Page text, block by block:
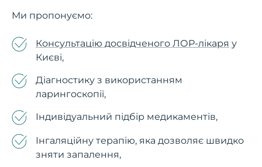
Ми пропонуємо:
Консультацію досвідченого ЛОР-лікаря у
Києві,
Діагностику з використанням
ларингоскопії,
Індивідуальний підбір медикаментів,
Інгаляційну терапію, яка дозволяє швидко
зняти запалення,